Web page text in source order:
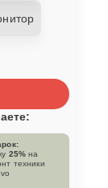
25% на
техники